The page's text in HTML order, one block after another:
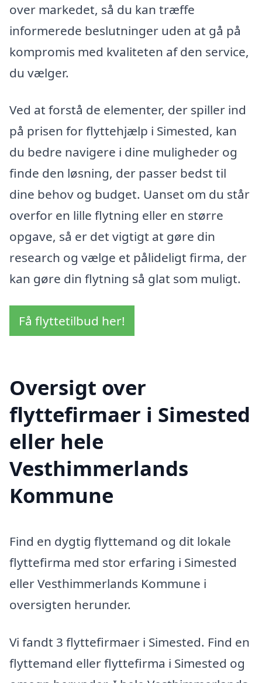
over markedet, så du kan træffe
informerede beslutninger uden at gå på
kompromis med kvaliteten af den service,
du vælger.
Ved at forstå de elementer, der spiller ind
på prisen for flyttehjælp i Simested, kan
du bedre navigere i dine muligheder og
finde den løsning, der passer bedst til
dine behov og budget. Uanset om du står
overfor en lille flytning eller en større
opgave, så er det vigtigt at gøre din
research og vælge et pålideligt firma, der
kan gøre din flytning så glat som muligt.
Få flyttetilbud her!
Oversigt over
flyttefirmaer i Simested
eller hele
Vesthimmerlands
Kommune
Find en dygtig flyttemand og dit lokale
flyttefirma med stor erfaring i Simested
eller Vesthimmerlands Kommune i
oversigten herunder.
Vi fandt 3 flyttefirmaer i Simested. Find en
flyttemand eller flyttefirma i Simested og